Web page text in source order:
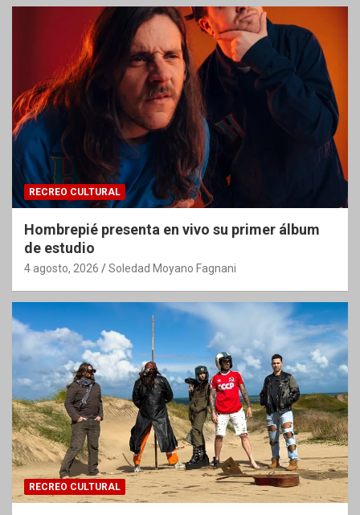
RECREO CULTURAL
Hombrepié presenta en vivo su primer álbum
de estudio
4 agosto, 2026 Soledad Moyano Fagnani
RECREO CULTURAL